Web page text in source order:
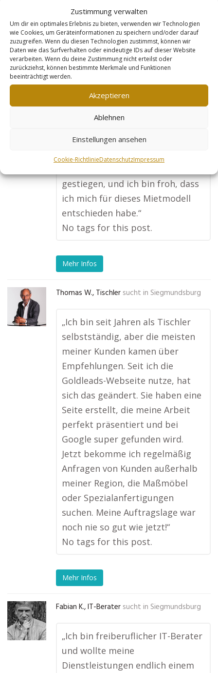
Zustimmung verwalten
Um dir ein optimales Erlebnis zu bieten, verwenden wir Technologien
wie Cookies, um Geräteinformationen zu speichern und/oder darauf
zuzugreifen. Wenn du diesen Technologien zustimmst, können wir
Daten wie das Surfverhalten oder eindeutige IDs auf dieser Website
verarbeiten. Wenn du deine Zustimmung nicht erteilst oder
zurückziehst, können bestimmte Merkmale und Funktionen
beeinträchtigt werden.
Akzeptieren
Ablehnen
Einstellungen ansehen
Cookie-RichtlinieDatenschutzImpressum
„In meiner Branche ist es
entscheidend, online gut sichtbar
zu sein. Goldleads hat mir eine
Webseite erstellt, die meine
Immobilienangebote perfekt
darstellt und bei Suchmaschinen
super gefunden wird. Ich
bekomme jetzt regelmäßig
genau nach den Immobilien
suchen, die ich im Angebot habe.
gestiegen, und ich bin froh, dass
ich mich für dieses Mietmodell
entschieden habe.“
No tags for this post.
Mehr Infos
Thomas W., Tischler sucht in Siegmundsburg
„Ich bin seit Jahren als Tischler
selbstständig, aber die meisten
meiner Kunden kamen über
Empfehlungen. Seit ich die
Goldleads-Webseite nutze, hat
sich das geändert. Sie haben eine
Seite erstellt, die meine Arbeit
perfekt präsentiert und bei
Google super gefunden wird.
Jetzt bekomme ich regelmäßig
Anfragen von Kunden außerhalb
meiner Region, die Maßmöbel
oder Spezialanfertigungen
suchen. Meine Auftragslage war
noch nie so gut wie jetzt!“
No tags for this post.
Mehr Infos
Fabian K., IT-Berater sucht in Siegmundsburg
„Ich bin freiberuflicher IT-Berater
und wollte meine
Dienstleistungen endlich einem